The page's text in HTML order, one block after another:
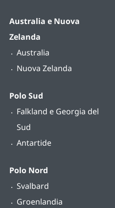
Australia e Nuova
Zelanda
Australia
Nuova Zelanda
Polo Sud
Falkland e Georgia del
Sud
Antartide
Polo Nord
Svalbard
Groenlandia